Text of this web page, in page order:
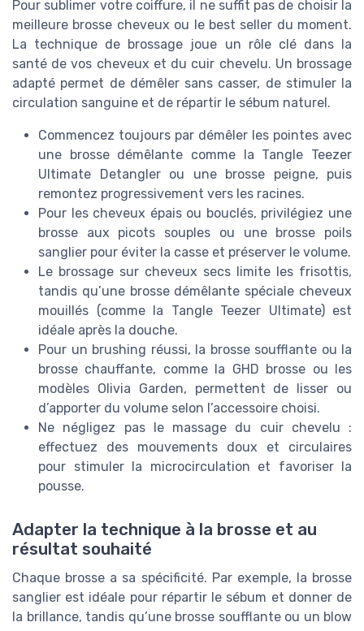
Pour sublimer votre coiffure, il ne suffit pas de choisir la
meilleure brosse cheveux ou le best seller du moment.
La technique de brossage joue un rôle clé dans la
santé de vos cheveux et du cuir chevelu. Un brossage
adapté permet de démêler sans casser, de stimuler la
circulation sanguine et de répartir le sébum naturel.
Commencez toujours par démêler les pointes avec
une brosse démêlante comme la Tangle Teezer
Ultimate Detangler ou une brosse peigne, puis
remontez progressivement vers les racines.
Pour les cheveux épais ou bouclés, privilégiez une
brosse aux picots souples ou une brosse poils
sanglier pour éviter la casse et préserver le volume.
Le brossage sur cheveux secs limite les frisottis,
tandis qu’une brosse démêlante spéciale cheveux
mouillés (comme la Tangle Teezer Ultimate) est
idéale après la douche.
Pour un brushing réussi, la brosse soufflante ou la
brosse chauffante, comme la GHD brosse ou les
modèles Olivia Garden, permettent de lisser ou
d’apporter du volume selon l’accessoire choisi.
Ne négligez pas le massage du cuir chevelu :
effectuez des mouvements doux et circulaires
pour stimuler la microcirculation et favoriser la
pousse.
Adapter la technique à la brosse et au
résultat souhaité
Chaque brosse a sa spécificité. Par exemple, la brosse
sanglier est idéale pour répartir le sébum et donner de
la brillance, tandis qu’une brosse soufflante ou un blow